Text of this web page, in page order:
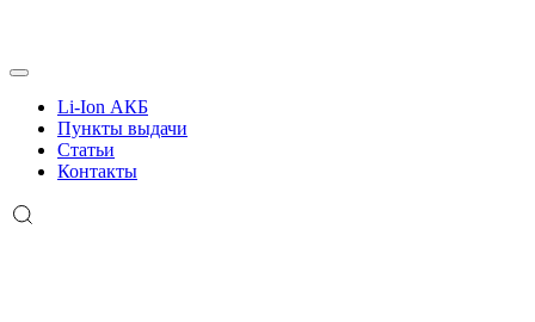
Li-Ion АКБ
Пункты выдачи
Статьи
Контакты